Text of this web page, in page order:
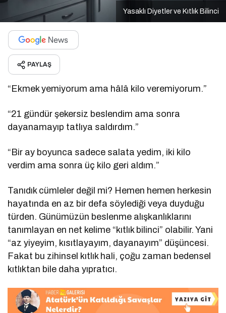
Yasaklı Diyetler ve Kıtlık Bilinci
PAYLAŞ
“Ekmek yemiyorum ama hâlâ kilo veremiyorum.”
“21 gündür şekersiz beslendim ama sonra
dayanamayıp tatlıya saldırdım.”
“Bir ay boyunca sadece salata yedim, iki kilo
verdim ama sonra üç kilo geri aldım.”
Tanıdık cümleler değil mi? Hemen hemen herkesin
hayatında en az bir defa söylediği veya duyduğu
türden. Günümüzün beslenme alışkanlıklarını
tanımlayan en net kelime “kıtlık bilinci” olabilir. Yani
“az yiyeyim, kısıtlayayım, dayanayım” düşüncesi.
Fakat bu zihinsel kıtlık hali, çoğu zaman bedensel
kıtlıktan bile daha yıpratıcı.